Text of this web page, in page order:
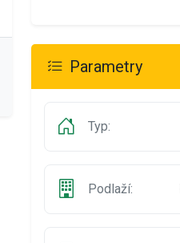
Parametry
Typ:
Podlaží: